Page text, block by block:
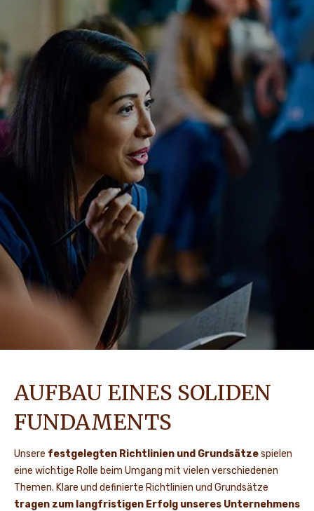
KARRIERE
NEWS UND STORYS
AUFBAU EINES SOLIDEN
FUNDAMENTS
Unsere festgelegten Richtlinien und Grundsätzespielen
eine wichtige Rolle beim Umgang mit vielen verschiedenen
Themen. Klare und definierte Richtlinien und Grundsätze
tragen zum langfristigen Erfolg unseres Unternehmens